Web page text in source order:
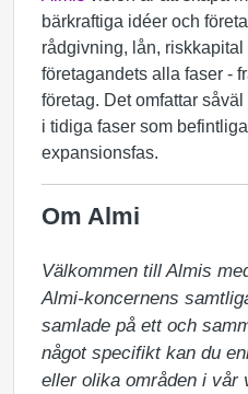
bärkraftiga idéer och
rådgivning, lån,
företagandets alla faser -
företag. Det omfattar
i tidiga faser som
expansionsfas.
Om Almi
Välkommen till Almis
Almi-koncernens
samlade på ett och
något specifikt kan du
eller olika områden i vår